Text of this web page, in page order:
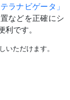
テラナビゲータ」
などを正確にシ
です。
いただけます。